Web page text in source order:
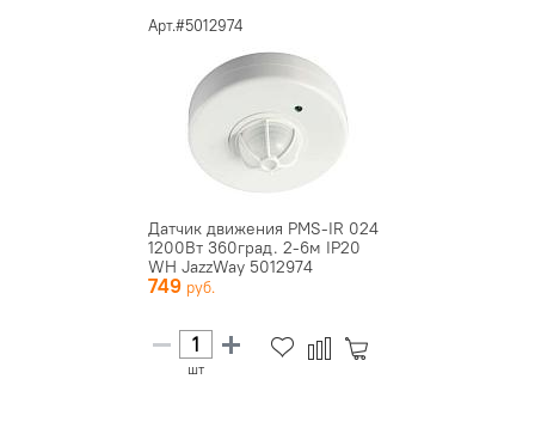
Арт.#5012974
Датчик движения PMS-IR 024
1200Вт 360град. 2-6м IP20
WH JazzWay 5012974
749
шт